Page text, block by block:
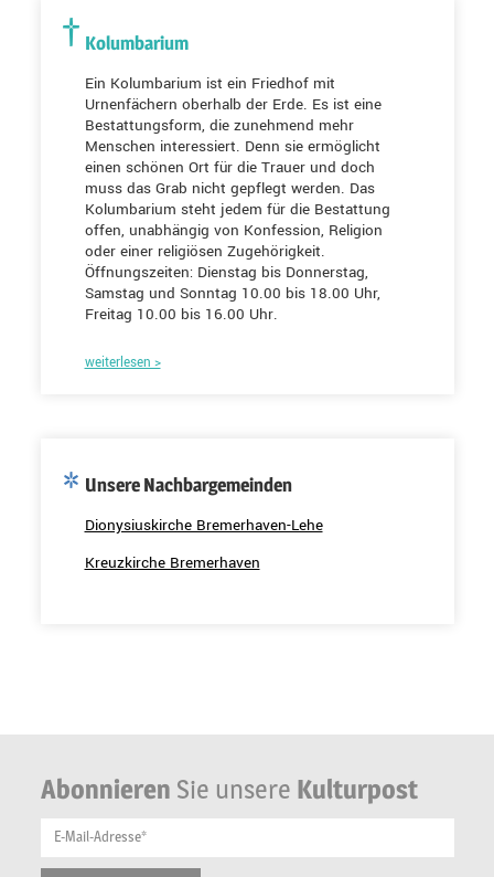
Kolumbarium
Ein Kolumbarium ist ein Friedhof mit
Urnenfächern oberhalb der Erde. Es ist eine
Bestattungsform, die zunehmend mehr
Menschen interessiert. Denn sie ermöglicht
einen schönen Ort für die Trauer und doch
muss das Grab nicht gepflegt werden. Das
Kolumbarium steht jedem für die Bestattung
offen, unabhängig von Konfession, Religion
oder einer religiösen Zugehörigkeit.
Öffnungszeiten: Dienstag bis Donnerstag,
Samstag und Sonntag 10.00 bis 18.00 Uhr,
Freitag 10.00 bis 16.00 Uhr.
weiterlesen >
Unsere Nachbargemeinden
Dionysiuskirche Bremerhaven-Lehe
Kreuzkirche Bremerhaven
Abonnieren Sie unsere Kulturpost
E-Mail-Adresse*